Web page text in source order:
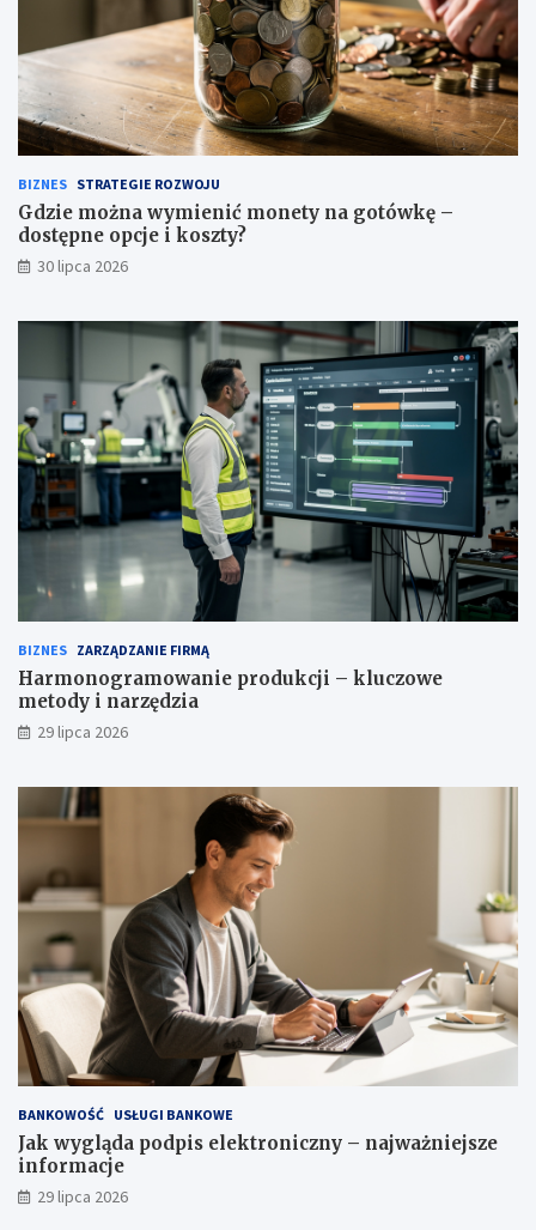
BIZNES STRATEGIE ROZWOJU
Gdzie można wymienić monety na gotówkę –
dostępne opcje i koszty?
30 lipca 2026
BIZNES ZARZĄDZANIE FIRMĄ
Harmonogramowanie produkcji – kluczowe
metody i narzędzia
29 lipca 2026
BANKOWOŚĆ USŁUGI BANKOWE
Jak wygląda podpis elektroniczny – najważniejsze
informacje
29 lipca 2026